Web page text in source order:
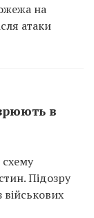
на
атаки
в
Підозру
військових